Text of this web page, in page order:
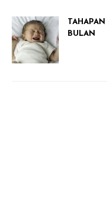
BULAN